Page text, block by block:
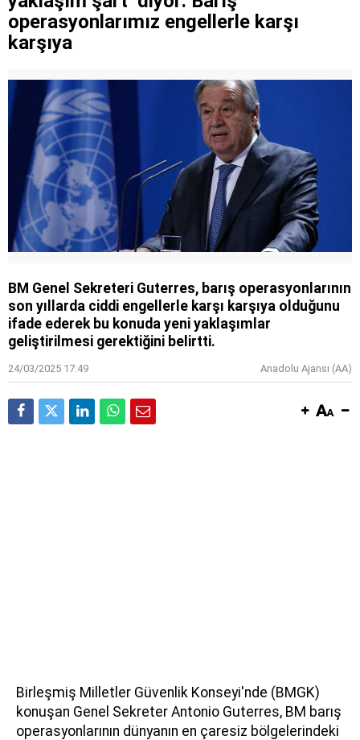
operasyonlarımız engellerle karşı
karşıya
BM Genel Sekreteri Guterres, barış operasyonlarının
son yıllarda ciddi engellerle karşı karşıya olduğunu
ifade ederek bu konuda yeni yaklaşımlar
geliştirilmesi gerektiğini belirtti.
24/03/2025 17:49 Anadolu Ajansı (AA)
Birleşmiş Milletler Güvenlik Konseyi'nde (BMGK)
konuşan Genel Sekreter Antonio Guterres, BM barış
operasyonlarının dünyanın en çaresiz bölgelerindeki